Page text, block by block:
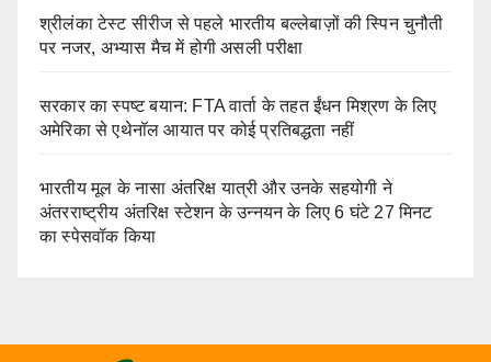
श्रीलंका टेस्ट सीरीज से पहले भारतीय बल्लेबाज़ों की स्पिन चुनौती
पर नजर, अभ्यास मैच में होगी असली परीक्षा
सरकार का स्पष्ट बयान: FTA वार्ता के तहत ईंधन मिश्रण के लिए
अमेरिका से एथेनॉल आयात पर कोई प्रतिबद्धता नहीं
भारतीय मूल के नासा अंतरिक्ष यात्री और उनके सहयोगी ने
अंतरराष्ट्रीय अंतरिक्ष स्टेशन के उन्नयन के लिए 6 घंटे 27 मिनट
का स्पेसवॉक किया